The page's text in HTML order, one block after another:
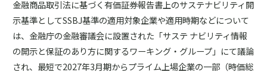
金融商品取引法に基づく有価証券報告書上のサステナビリティ開
示基準としてSSBJ基準の適用対象企業や適用時期などについて
は、金融庁の金融審議会に設置された「サステ ナビリティ情報
の開示と保証のあり方に関するワーキング・グループ」にて議論
され、最短で2027年3月期からプライム上場企業の一部（時価総